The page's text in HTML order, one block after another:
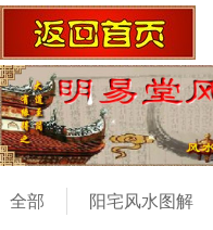
全部 阳宅风水图解